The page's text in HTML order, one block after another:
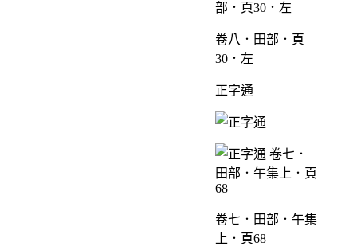
卷八．田部．頁
30．左
正字通
卷七．田部．午集
上．頁68